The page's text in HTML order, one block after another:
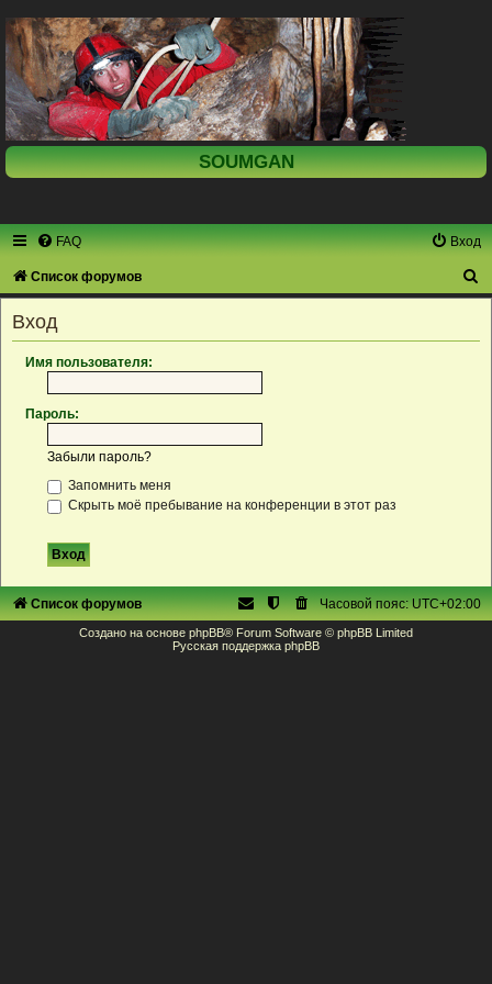
SOUMGAN
FAQ Вход
Список форумов
Вход
Имя пользователя:
Пароль:
Забыли пароль?
Запомнить меня
Скрыть моё пребывание на конференции в этот раз
Список форумов Часовой пояс:UTC+02:00
Создано на основе phpBB® Forum Software © phpBB Limited
Русская поддержка phpBB